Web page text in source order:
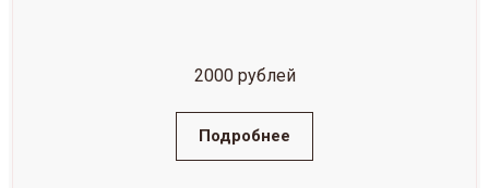
2000 рублей
Подробнее